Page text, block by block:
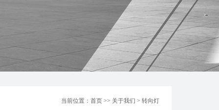
当前位置：首页 >> 关于我们 > 转向灯